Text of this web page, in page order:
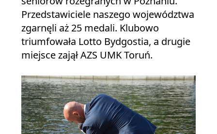
Przedstawiciele naszego województwa
zgarnęli aż 25 medali. Klubowo
triumfowała Lotto Bydgostia, a drugie
miejsce zajął AZS UMK Toruń.